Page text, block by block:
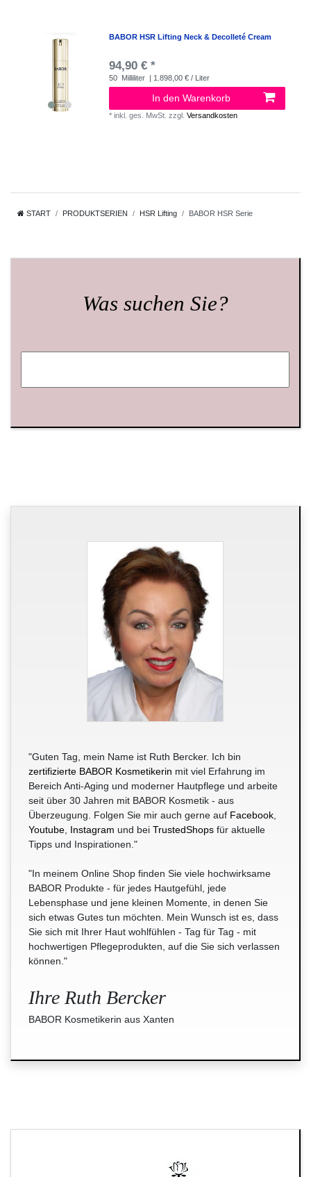
BABOR HSR Lifting Neck & Decolleté Cream
94,90 € *
50 Milliliter | 1.898,00 € / Liter
In den Warenkorb
*inkl. ges. MwSt. zzgl.Versandkosten
START PRODUKTSERIEN HSR Lifting BABOR HSR Serie
Was suchen Sie?
"Guten Tag, mein Name ist Ruth Bercker. Ich bin
zertifizierte BABOR Kosmetikerin mit viel Erfahrung im
Bereich Anti-Aging und moderner Hautpflege und arbeite
seit über 30 Jahren mit BABOR Kosmetik - aus
Überzeugung. Folgen Sie mir auch gerne auf Facebook
Youtube Instagram und bei TrustedShops für aktuelle
Tipps und Inspirationen."
"In meinem Online Shop finden Sie viele hochwirksame
BABOR Produkte - für jedes Hautgefühl, jede
Lebensphase und jene kleinen Momente, in denen Sie
sich etwas Gutes tun möchten. Mein Wunsch ist es, dass
Sie sich mit Ihrer Haut wohlfühlen - Tag für Tag - mit
hochwertigen Pflegeprodukten, auf die Sie sich verlassen
können."
Ihre Ruth Bercker
BABOR Kosmetikerin aus Xanten